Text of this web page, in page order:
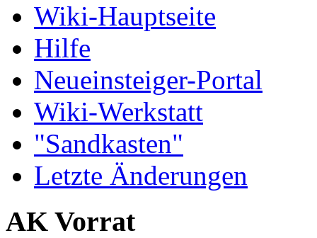
Wiki-Hauptseite
Hilfe
Neueinsteiger-Portal
Wiki-Werkstatt
"Sandkasten"
Letzte Änderungen
AK Vorrat